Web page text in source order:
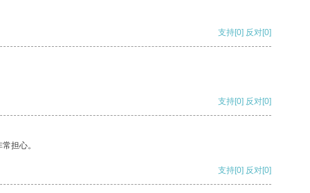
支持[0] 反对[0]
支持[0] 反对[0]
担心。
支持[0] 反对[0]